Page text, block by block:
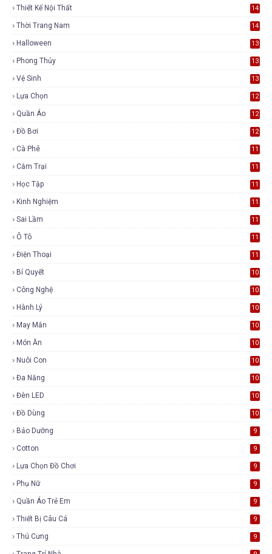
Thiết Kế Nội Thất 14
Thời Trang Nam 14
Halloween 13
Phong Thủy 13
Vệ Sinh 13
Lựa Chọn 12
Quần Áo 12
Đồ Bơi 12
Cà Phê 11
Cắm Trại 11
Học Tập 11
Kinh Nghiệm 11
Sai Lầm 11
Ô Tô 11
Điện Thoại 11
Bí Quyết 10
Công Nghệ 10
Hành Lý 10
May Mắn 10
Món Ăn 10
Nuôi Con 10
Đa Năng 10
Đèn LED 10
Đồ Dùng 10
Bảo Dưỡng 9
Cotton 9
Lựa Chọn Đồ Chơi 9
Phụ Nữ 9
Quần Áo Trẻ Em 9
Thiết Bị Câu Cá 9
Thú Cưng 9